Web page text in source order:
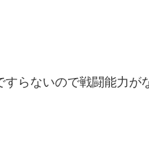
らないので戦闘能力